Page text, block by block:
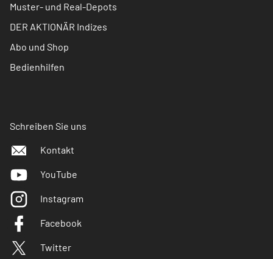
Muster- und Real-Depots
DER AKTIONÄR Indizes
Abo und Shop
Bedienhilfen
Schreiben Sie uns
Kontakt
YouTube
Instagram
Facebook
Twitter